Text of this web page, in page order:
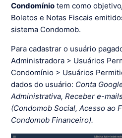
Condomínio tem como objetivo
Boletos e Notas Fiscais
sistema Condomob.
Para cadastrar o usuário
Administradora > Usuários
Condomínio > Usuários
dados do usuário: Conta
Administrativa, Receber e-
(Condomob Social, Acesso ao
Condomob Financeiro).